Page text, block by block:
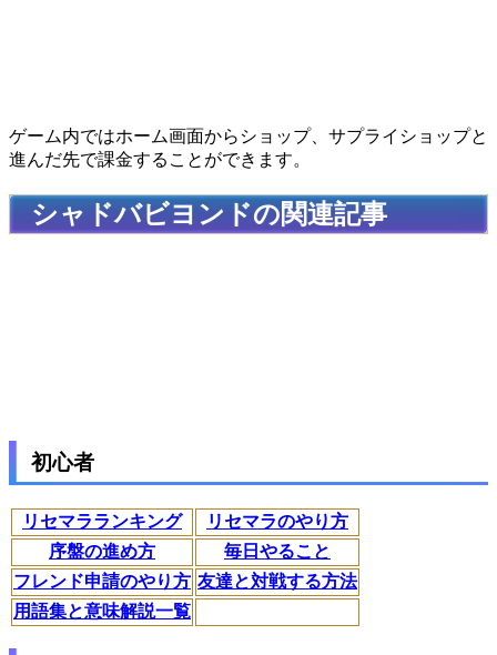
ゲーム内ではホーム画面からショップ、サプライショップと
進んだ先で課金することができます。
シャドバビヨンドの関連記事
初心者
リセマラランキング
リセマラのやり方
序盤の進め方
毎日やること
フレンド申請のやり方 友達と対戦する方法
用語集と意味解説一覧